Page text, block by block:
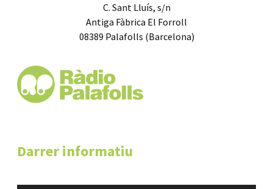
C. Sant Lluís, s/n
Antiga Fàbrica El Forroll
08389 Palafolls (Barcelona)
Darrer informatiu